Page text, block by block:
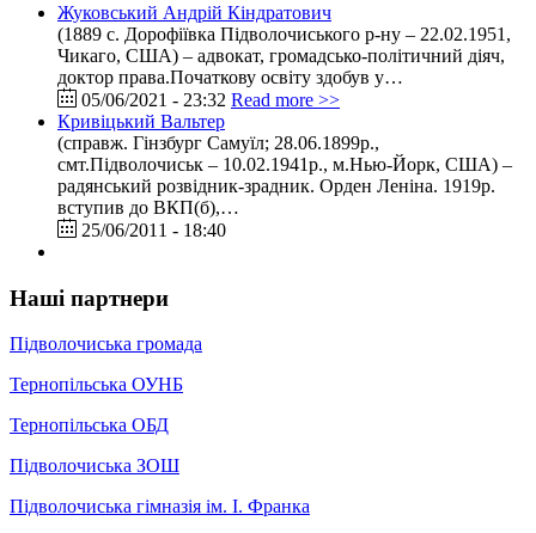
Жуковський Андрій Кіндратович
(1889 с. Дорофіївка Підволочиського р-ну – 22.02.1951,
Чикаго, США) – адвокат, громадсько-політичний діяч,
доктор права.Початкову освіту здобув у…
05/06/2021 - 23:32 Read more >>
Кривіцький Вальтер
(справж. Гінзбург Самуїл; 28.06.1899р.,
смт.Підволочиськ – 10.02.1941р., м.Нью-Йорк, США) –
радянський розвідник-зрадник. Орден Леніна. 1919р.
вступив до ВКП(б),…
25/06/2011 - 18:40
Наші партнери
Підволочиська громада
Тернопільська ОУНБ
Тернопільська ОБД
Підволочиська ЗОШ
Підволочиська гімназія ім. І. Франка